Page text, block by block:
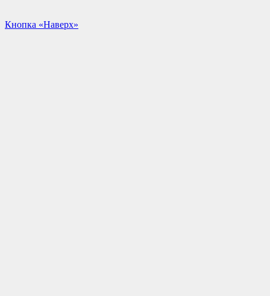
Кнопка «Наверх»